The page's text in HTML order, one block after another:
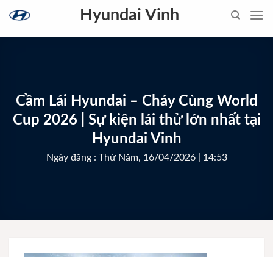
content
Hyundai Vinh
Cầm Lái Hyundai – Cháy Cùng World
Cup 2026 | Sự kiện lái thử lớn nhất tại
Hyundai Vinh
Ngày đăng : Thứ Năm, 16/04/2026 | 14:53